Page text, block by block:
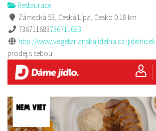
Restaurace
Zámecká 53, Česká Lípa, Česko 0.18 km
736711683736711683
http://www.vegetarianskajidelna.cz/jidelnicek
prodej s sebou